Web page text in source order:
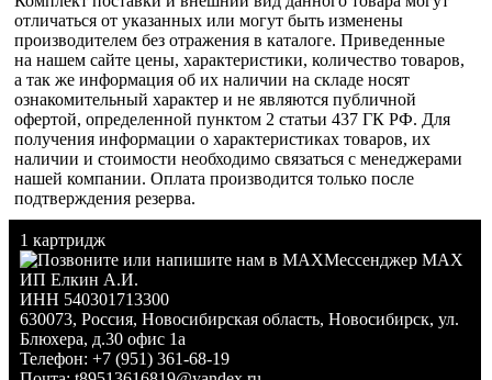
отличаться от указанных или могут быть изменены
производителем без отражения в каталоге. Приведенные
на нашем сайте цены, характеристики, количество товаров,
а так же информация об их наличии на складе носят
ознакомительный характер и не являются публичной
офертой, определенной пунктом 2 статьи 437 ГК РФ. Для
получения информации о характеристиках товаров, их
наличии и стоимости необходимо связаться с менеджерами
нашей компании. Оплата производится только после
подтверждения резерва.
1 картридж
Мессенджер MAX
ИП Елкин А.И.
ИНН 540301713300
630073, Россия, Новосибирская область, Новосибирск, ул.
Блюхера, д.30 офис 1а
Телефон: +7 (951) 361-68-19